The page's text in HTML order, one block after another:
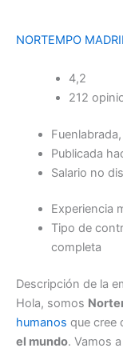
NORTEMPO
4,2
212
Fuenlabrada,
Publicada
Salario no
Experiencia
Tipo de
completa
Descripción de la
Hola, somos
humanos que cree
el mundo. Vamos